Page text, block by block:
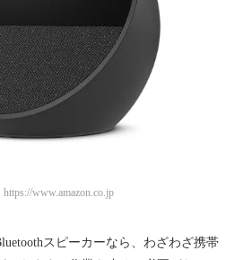
https://www.amazon.co.jp
スピーカーなら、わざわざ携帯